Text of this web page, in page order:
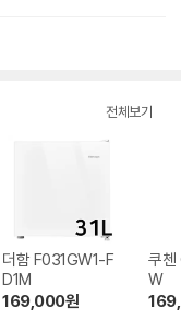
전체보기
더함 F031GW1-F
D1M
169,000원
쿠
W